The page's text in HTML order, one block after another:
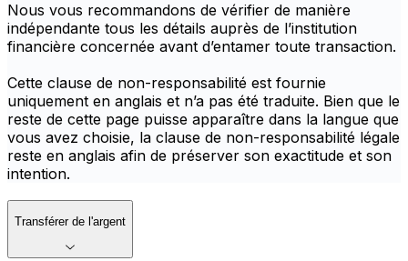
Nous vous recommandons de vérifier de manière
indépendante tous les détails auprès de l’institution
financière concernée avant d’entamer toute transaction.
Cette clause de non-responsabilité est fournie
uniquement en anglais et n’a pas été traduite. Bien que le
reste de cette page puisse apparaître dans la langue que
vous avez choisie, la clause de non-responsabilité légale
reste en anglais afin de préserver son exactitude et son
intention.
Transférer de l'argent